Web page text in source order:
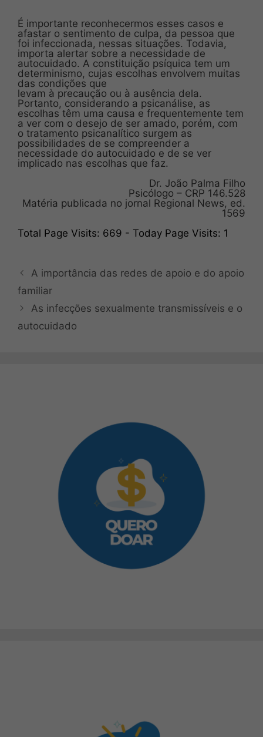
É importante reconhecermos esses casos e
afastar o sentimento de culpa, da pessoa que
foi infeccionada, nessas situações. Todavia,
importa alertar sobre a necessidade de
autocuidado. A constituição psíquica tem um
determinismo, cujas escolhas envolvem muitas
das condições que
levam à precaução ou à ausência dela.
Portanto, considerando a psicanálise, as
escolhas têm uma causa e frequentemente tem
a ver com o desejo de ser amado, porém, com
o tratamento psicanalítico surgem as
possibilidades de se compreender a
necessidade do autocuidado e de se ver
implicado nas escolhas que faz.
Dr. João Palma Filho
Psicólogo – CRP 146.528
Matéria publicada no jornal Regional News, ed.
1569
Total Page Visits: 669 - Today Page Visits: 1
A importância das redes de apoio e do apoio
familiar
As infecções sexualmente transmissíveis e o
autocuidado